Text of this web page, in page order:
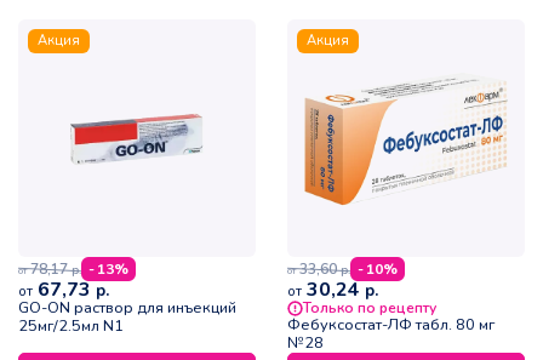
Акция
от 78,17р. - 13%
от 67,73 р.
GO-ON раствор для инъекций
25мг/2.5мл N1
Акция
от 33,60р. - 10%
от 30,24 р.
Только по рецепту
Фебуксостат-ЛФ табл. 80 мг
№28